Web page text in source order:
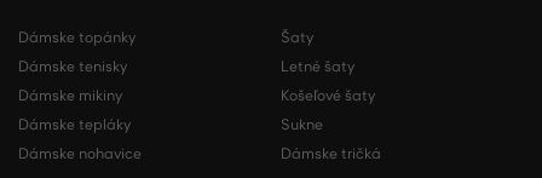
Dámske topánky
Dámske tenisky
Dámske mikiny
Dámske tepláky
Dámske nohavice
Šaty
Letné šaty
Košeľové šaty
Sukne
Dámske tričká